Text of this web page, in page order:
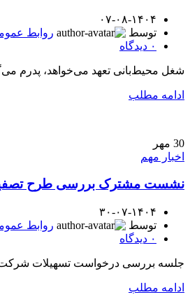
۰۷-۰۸-۱۴۰۴
توسط
روابط
۰ دیدگاه
شغل محیط‌بانی تعهد می‌خواهد، پدرم می‌گفت «اگر
ادامه مطلب
30 مهر
اخبار مهم
نشست مشترک بررسی طرح
۳۰-۰۷-۱۴۰۴
توسط
روابط
۰ دیدگاه
جلسه بررسی درخواست تسهیلات شرکت تامین توسعه خلیج فارس در تاریخ 1404/07/
ادامه مطلب